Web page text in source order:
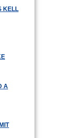
KELL
A